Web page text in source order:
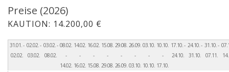
Preise (2026)
KAUTION: 14.200,00 €
31.01. -
02.02.
02.02. -
03.02.
03.02. -
08.02.
08.02.
-
14.02.
14.02.
-
16.02.
16.02.
-
15.08.
15.08.
-
29.08.
29.08.
-
26.09.
26.09.
-
03.10.
03.10.
-
10.10.
10.10.
-
17.10.
17.10. -
24.10.
24.10. -
31.10.
31.10. -
07.11.